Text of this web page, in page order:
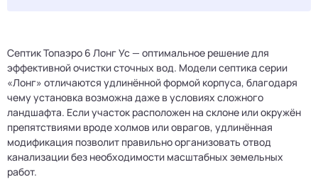
Септик Топаэро 6 Лонг Ус — оптимальное решение для
эффективной очистки сточных вод. Модели септика серии
«Лонг» отличаются удлинённой формой корпуса, благодаря
чему установка возможна даже в условиях сложного
ландшафта. Если участок расположен на склоне или окружён
препятствиями вроде холмов или оврагов, удлинённая
модификация позволит правильно организовать отвод
канализации без необходимости масштабных земельных
работ.